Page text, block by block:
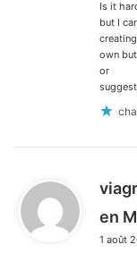
Is it
but I
own
or
en
1 août